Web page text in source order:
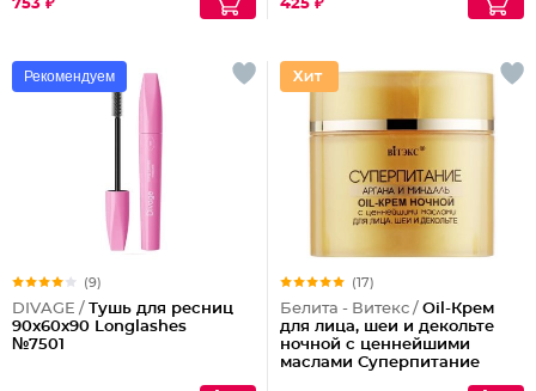
753 ₽ 425 ₽
Рекомендуем
(9)
DIVAGE / Тушь для ресниц
90x60x90 Longlashes
№7501
(17)
Белита - Витекс / Oil-Крем
для лица, шеи и декольте
ночной с ценнейшими
маслами Суперпитание